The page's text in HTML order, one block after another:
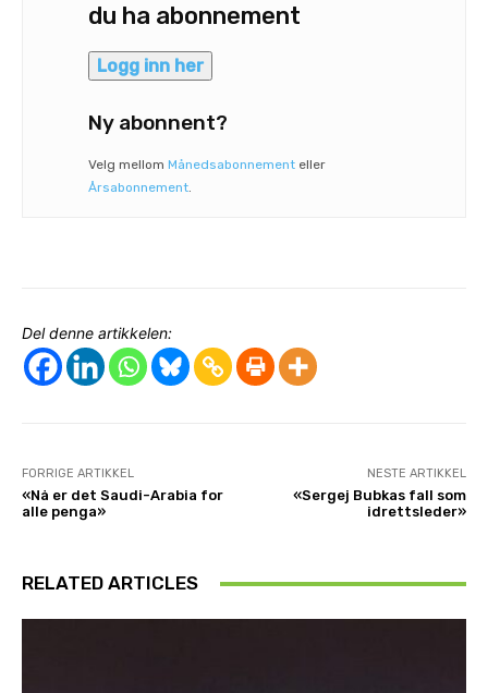
du ha abonnement
Logg inn her
Ny abonnent?
Velg mellom Månedsabonnement eller
Årsabonnement.
Del denne artikkelen:
FORRIGE ARTIKKEL
«Nå er det Saudi-Arabia for
alle penga»
NESTE ARTIKKEL
«Sergej Bubkas fall som
idrettsleder»
RELATED ARTICLES